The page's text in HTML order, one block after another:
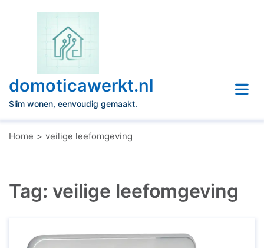
domoticawerkt.nl
Slim wonen, eenvoudig gemaakt.
Home veilige leefomgeving
Tag: veilige leefomgeving